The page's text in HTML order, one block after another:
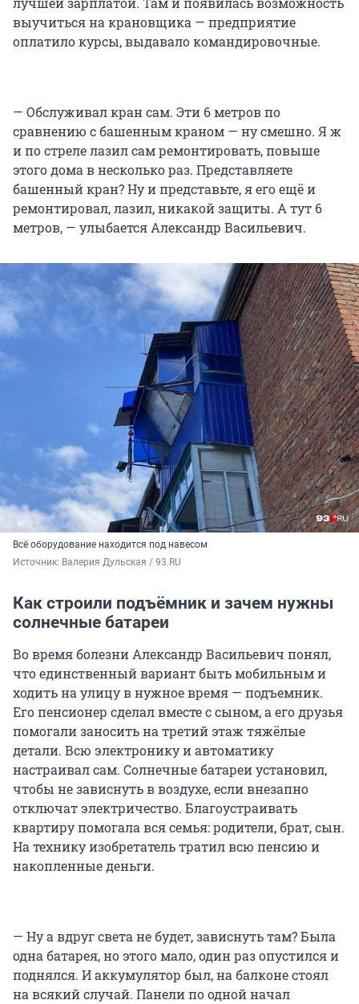
выучиться на крановщика — предприятие
оплатило курсы, выдавало командировочные.
— Обслуживал кран сам. Эти 6 метров по
сравнению с башенным краном — ну смешно. Я ж
и по стреле лазил сам ремонтировать, повыше
этого дома в несколько раз. Представляете
башенный кран? Ну и представьте, я его ещё и
ремонтировал, лазил, никакой защиты. А тут 6
метров, — улыбается Александр Васильевич.
Всё оборудование находится под навесом
Источник: Валерия Дульская / 93.RU
Как строили подъёмник и зачем нужны
солнечные батареи
Во время болезни Александр Васильевич понял,
что единственный вариант быть мобильным и
ходить на улицу в нужное время — подъемник.
Его пенсионер сделал вместе с сыном, а его друзья
помогали заносить на третий этаж тяжёлые
детали. Всю электронику и автоматику
настраивал сам. Солнечные батареи установил,
чтобы не зависнуть в воздухе, если внезапно
отключат электричество. Благоустраивать
квартиру помогала вся семья: родители, брат, сын.
На технику изобретатель тратил всю пенсию и
накопленные деньги.
— Ну а вдруг света не будет, зависнуть там? Была
одна батарея, но этого мало, один раз опустился и
поднялся. И аккумулятор был, на балконе стоял
на всякий случай. Панели по одной начал